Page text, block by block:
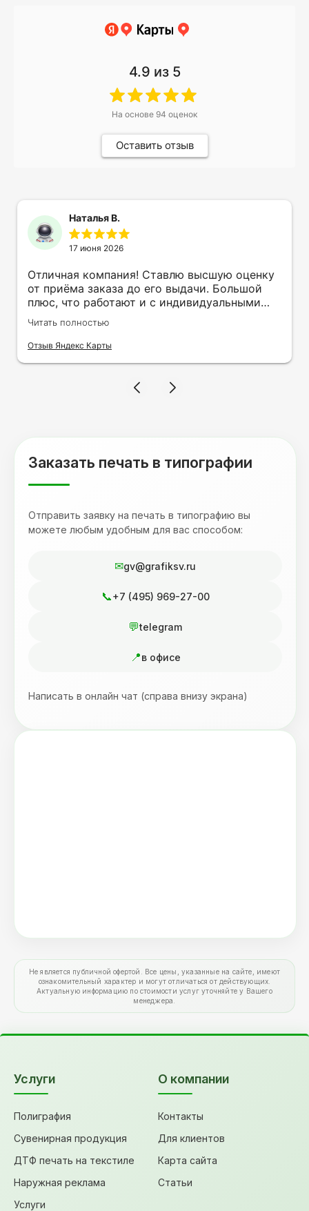
4.9 из 5
На основе 94 оценок
Оставить отзыв
Наталья В.
17 июня 2026
Отличная компания! Ставлю высшую оценку
от приёма заказа до его выдачи. Большой
плюс, что работают и с индивидуальными
заказами. Нелбходимо было нанести принт
на кружку в подарок. Заказ был исполнен
оперативно и ооочень красиво, даже не
терпеливость, отвечала на все мои вопросы.
Читать полностью
Отзыв Яндекс Карты
Заказать печать в типографии
Отправить заявку на печать в типографию вы
можете любым удобным для вас способом:
gv@grafiksv.ru
+7 (495) 969-27-00
telegram
в офисе
Написать в онлайн чат (справа внизу экрана)
Не является публичной офертой. Все цены, указанные на сайте, имеют
ознакомительный характер и могут отличаться от действующих.
Актуальную информацию по стоимости услуг уточняйте у Вашего
менеджера.
Услуги
Полиграфия
Сувенирная продукция
ДТФ печать на текстиле
Наружная реклама
Услуги
О компании
Контакты
Для клиентов
Карта сайта
Статьи